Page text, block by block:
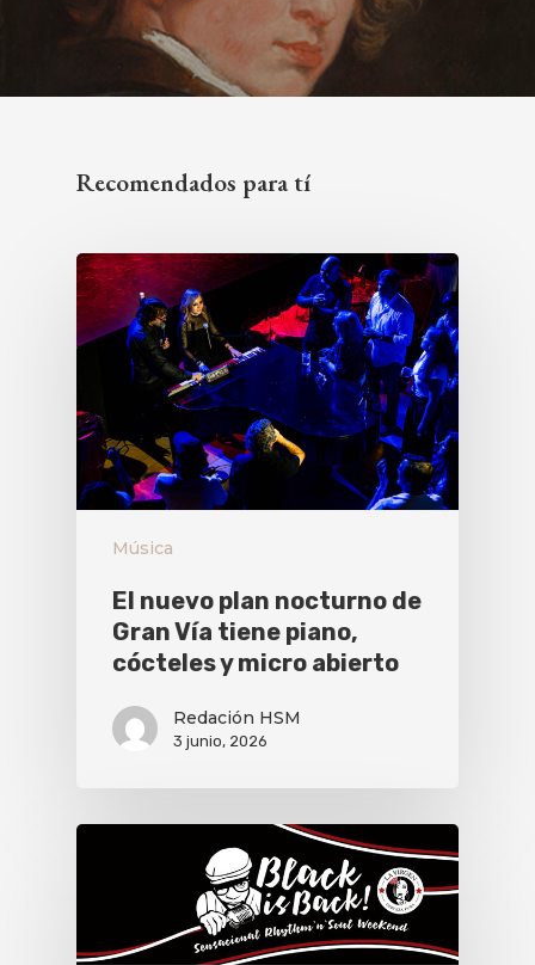
Recomendados para tí
Música
El nuevo plan nocturno de
Gran Vía tiene piano,
cócteles y micro abierto
Redación HSM
3 junio, 2026